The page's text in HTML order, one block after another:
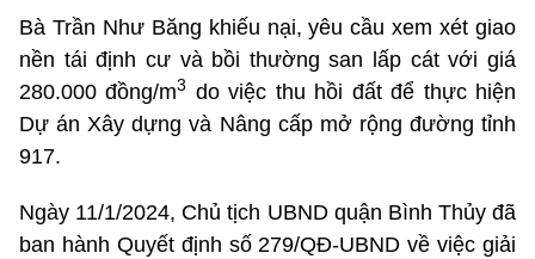
Bà Trần Như Băng khiếu nại, yêu cầu xem xét giao
nền tái định cư và bồi thường san lấp cát với giá
280.000 đồng/m3 do việc thu hồi đất để thực hiện
Dự án Xây dựng và Nâng cấp mở rộng đường tỉnh
917.
Ngày 11/1/2024, Chủ tịch UBND quận Bình Thủy đã
ban hành Quyết định số 279/QĐ-UBND về việc giải